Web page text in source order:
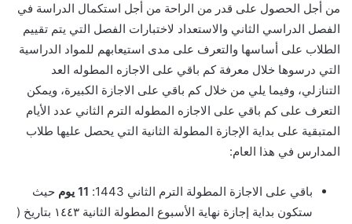
من أجل الحصول على قدر من الراحة من أجل استكمال الدراسة في
الفصل الدراسي الثاني والاستعداد لاختبارات الفصل التي يتم تقييم
الطلاب على أساسها والتعرف على مدى استيعابهم للمواد الدراسية
التي درسوها خلال معرفة كم باقي على الاجازه المطوله العد
التنازلي، وفيما يلي من خلال كم باقي على الاجازة الكبيرة، ويمكن
التعرف على كم باقي على الاجازه المطوله الترم الثاني عدد الأيام
المتبقية على بداية الإجازة المطولة الثانية التي يحصل عليها طلاب
المدارس في هذا العام:
باقي على الاجازة المطولة الترم الثاني 1443: 11 يوم
حيث
ستكون بداية إجازة نهاية الأسبوع المطولة الثانية ١٤٤٣ بتاريخ (